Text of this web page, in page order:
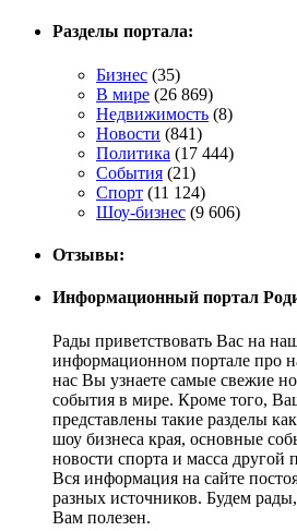
Разделы портала:
Бизнес (35)
В мире (26 869)
Недвижимость (8)
Новости (841)
Политика (17 444)
События (21)
Спорт (11 124)
Шоу-бизнес (9 606)
Отзывы:
Информационный портал
Рады приветствовать Вас на
информационном портале про
нас Вы узнаете самые свежие
события в мире. Кроме того,
представлены такие разделы
шоу бизнеса края, основные
новости спорта и масса
Вся информация на сайте
разных источников. Будем
Вам полезен.